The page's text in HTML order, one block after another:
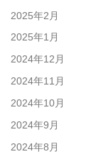
2025年2月
2025年1月
2024年12月
2024年11月
2024年10月
2024年9月
2024年8月